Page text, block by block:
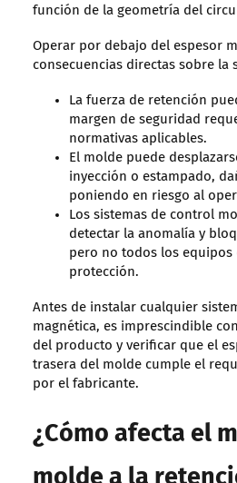
función de la geometría del
Operar por debajo del espesor
consecuencias directas sobre la
La fuerza de retención
margen de seguridad
normativas aplicables.
El molde puede
inyección o estampado,
poniendo en riesgo al
Los sistemas de control
detectar la anomalía y
pero no todos los equipos
protección.
Antes de instalar cualquier
magnética, es imprescindible
del producto y verificar que el
trasera del molde cumple el
por el fabricante.
¿Cómo afecta el